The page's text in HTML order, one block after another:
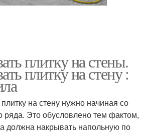
плитку на стены.
плитку на стену :
на стену нужно начиная со
ряда. Это обусловлено тем фактом,
должна накрывать напольную по